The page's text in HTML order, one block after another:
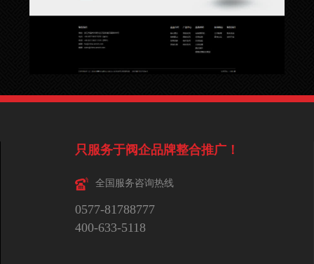
只服务于阀企品牌整合推广！
全国服务咨询热线
0577-81788777
400-633-5118